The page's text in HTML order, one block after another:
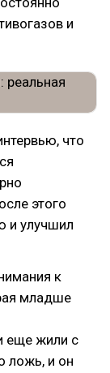
и
что
этого
и улучшил
к
младше
еще жили с
ложь, и он